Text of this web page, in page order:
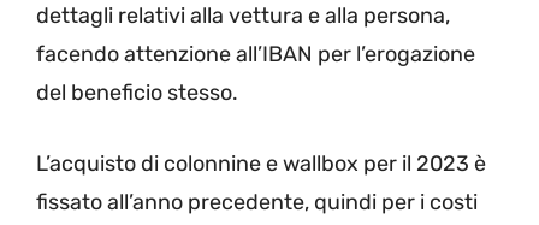
dettagli relativi alla vettura e alla persona,
facendo attenzione all’IBAN per l’erogazione
del beneficio stesso.
L’acquisto di colonnine e wallbox per il 2023 è
fissato all’anno precedente, quindi per i costi